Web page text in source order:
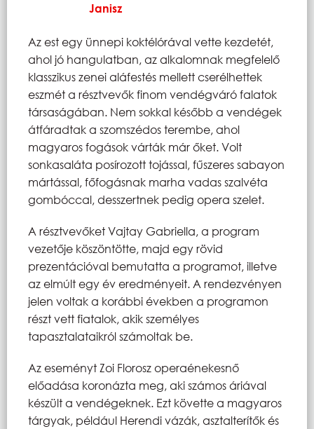
Janisz
Az est egy ünnepi koktélórával vette kezdetét,
ahol jó hangulatban, az alkalomnak megfelelő
klasszikus zenei aláfestés mellett cserélhettek
eszmét a résztvevők finom vendégváró falatok
társaságában. Nem sokkal később a vendégek
átfáradtak a szomszédos terembe, ahol
magyaros fogások várták már őket. Volt
sonkasaláta posírozott tojással, fűszeres sabayon
mártással, főfogásnak marha vadas szalvéta
gombóccal, desszertnek pedig opera szelet.
A résztvevőket Vajtay Gabriella, a program
vezetője köszöntötte, majd egy rövid
prezentációval bemutatta a programot, illetve
az elmúlt egy év eredményeit. A rendezvényen
jelen voltak a korábbi években a programon
részt vett fiatalok, akik személyes
tapasztalataikról számoltak be.
Az eseményt Zoi Florosz operaénekesnő
előadása koronázta meg, aki számos áriával
készült a vendégeknek. Ezt követte a magyaros
tárgyak, például Herendi vázák, asztalterítők és